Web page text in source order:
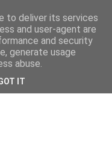
to deliver its services
and user-agent are
and security
generate usage
abuse.
IT